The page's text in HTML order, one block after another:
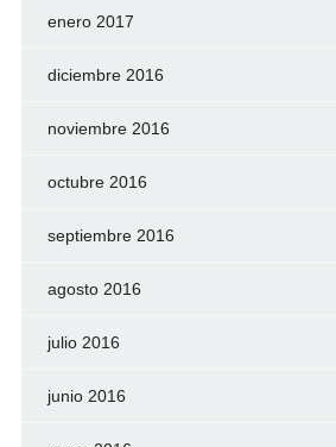
enero 2017
diciembre 2016
noviembre 2016
octubre 2016
septiembre 2016
agosto 2016
julio 2016
junio 2016